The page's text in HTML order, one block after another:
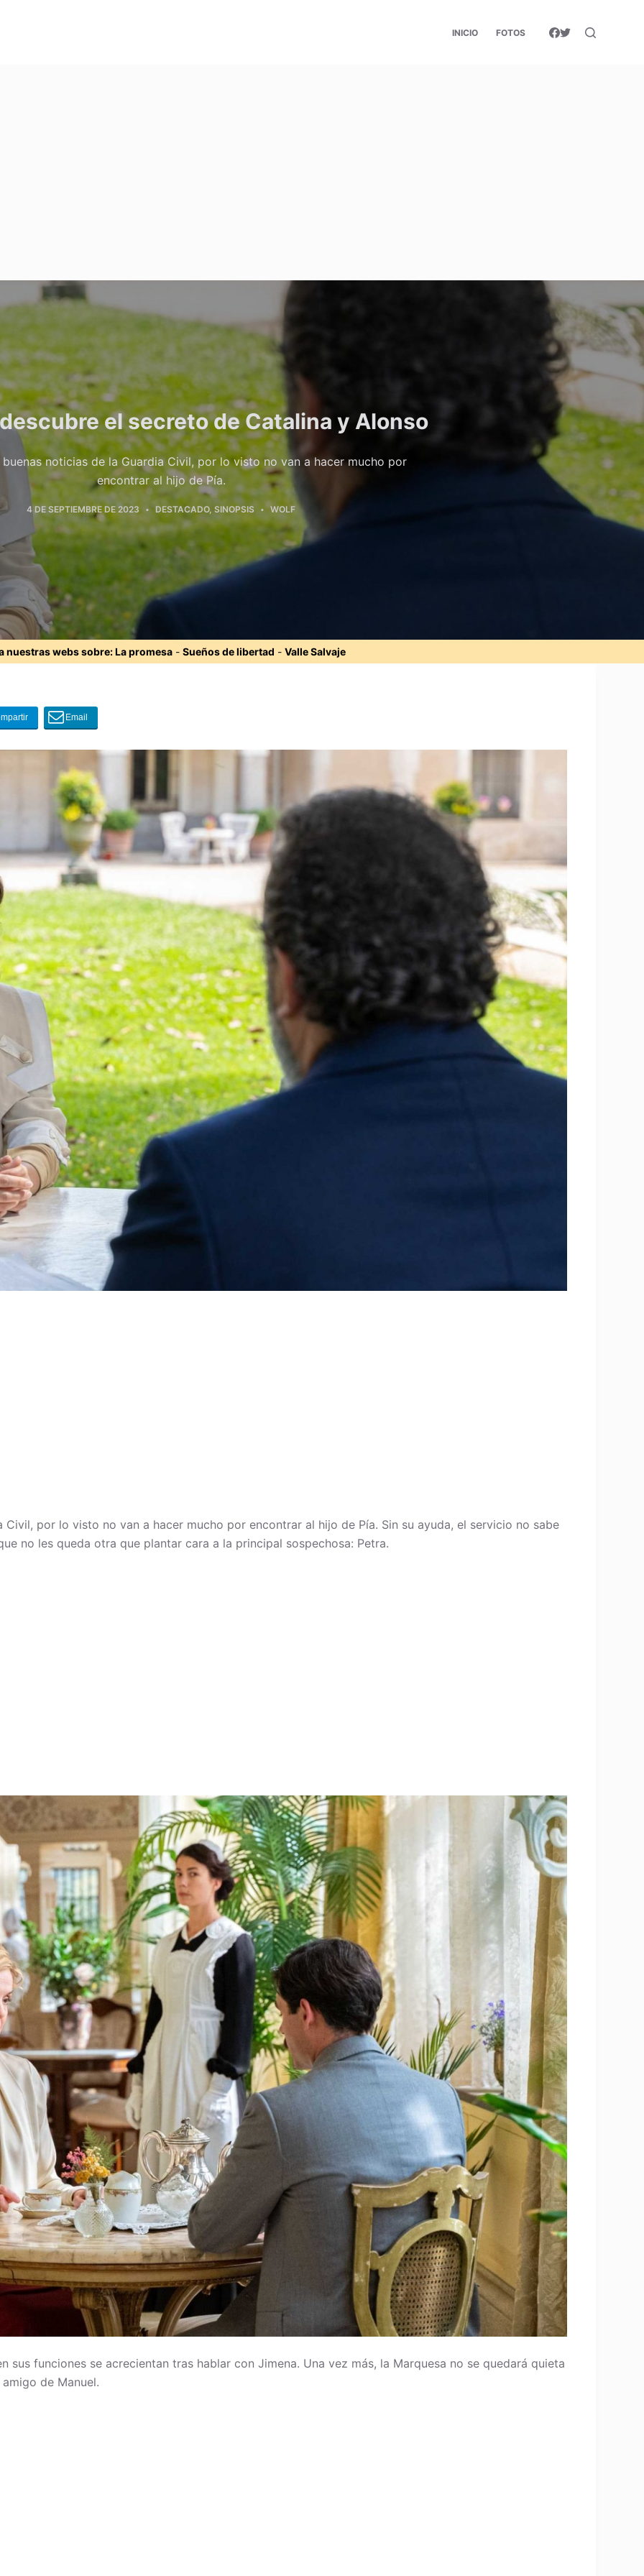
INICIO FOTOS
el secreto de Catalina y Alonso
noticias de la Guardia Civil, por lo visto no van a hacer mucho por
encontrar al hijo de Pía.
4 DE SEPTIEMBRE DE 2023 DESTACADO, SINOPSIS WOLF
nuestras webs sobre:La promesa - Sueños de libertad - Valle Salvaje
por lo visto no van a hacer mucho por encontrar al hijo de Pía. Sin su ayuda, el servicio no sabe
no les queda otra que plantar cara a la principal sospechosa: Petra.
sus funciones se acrecientan tras hablar con Jimena. Una vez más, la Marquesa no se quedará quieta
de Manuel.